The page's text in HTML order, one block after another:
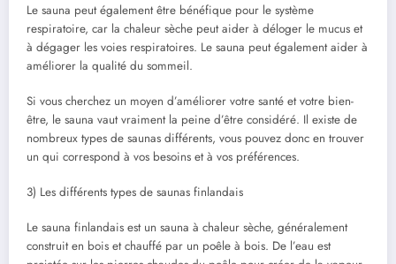
Le sauna peut également être bénéfique pour le système
respiratoire, car la chaleur sèche peut aider à déloger le mucus et
à dégager les voies respiratoires. Le sauna peut également aider à
améliorer la qualité du sommeil.
Si vous cherchez un moyen d’améliorer votre santé et votre bien-
être, le sauna vaut vraiment la peine d’être considéré. Il existe de
nombreux types de saunas différents, vous pouvez donc en trouver
un qui correspond à vos besoins et à vos préférences.
3) Les différents types de saunas finlandais
Le sauna finlandais est un sauna à chaleur sèche, généralement
construit en bois et chauffé par un poêle à bois. De l’eau est